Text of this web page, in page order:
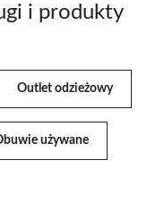
i produkty
Outlet odzieżowy
używane